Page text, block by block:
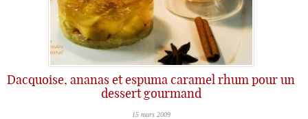
Dacquoise, ananas et espuma caramel rhum pour un
dessert gourmand
15 mars 2009